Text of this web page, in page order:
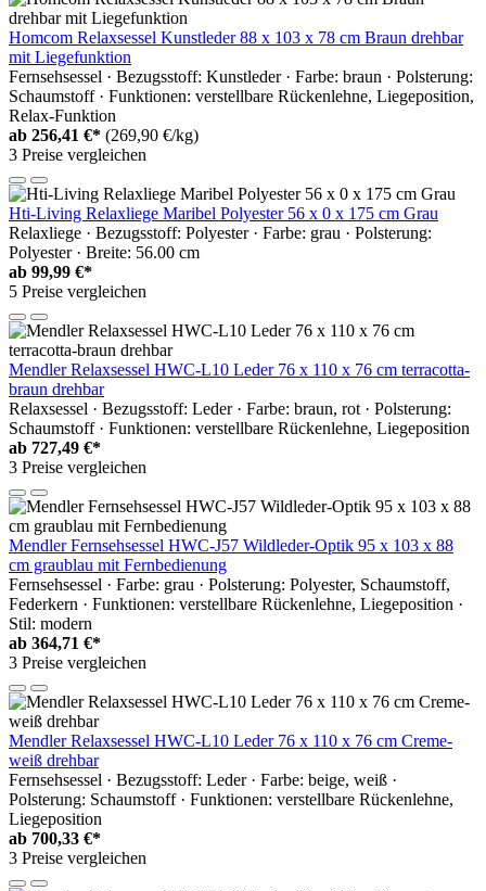
Homcom Relaxsessel Kunstleder 88 x 103 x 78 cm Braun drehbar
mit Liegefunktion
Fernsehsessel · Bezugsstoff: Kunstleder · Farbe: braun · Polsterung:
Schaumstoff · Funktionen: verstellbare Rückenlehne, Liegeposition,
Relax-Funktion
ab 256,41 €* (269,90 €/kg)
3 Preise vergleichen
Hti-Living Relaxliege Maribel Polyester 56 x 0 x 175 cm Grau
Relaxliege · Bezugsstoff: Polyester · Farbe: grau · Polsterung:
Polyester · Breite: 56.00 cm
ab 99,99 €*
5 Preise vergleichen
Mendler Relaxsessel HWC-L10 Leder 76 x 110 x 76 cm terracotta-
braun drehbar
Relaxsessel · Bezugsstoff: Leder · Farbe: braun, rot · Polsterung:
Schaumstoff · Funktionen: verstellbare Rückenlehne, Liegeposition
ab 727,49 €*
3 Preise vergleichen
Mendler Fernsehsessel HWC-J57 Wildleder-Optik 95 x 103 x 88
cm graublau mit Fernbedienung
Fernsehsessel · Farbe: grau · Polsterung: Polyester, Schaumstoff,
Federkern · Funktionen: verstellbare Rückenlehne, Liegeposition ·
Stil: modern
ab 364,71 €*
3 Preise vergleichen
Mendler Relaxsessel HWC-L10 Leder 76 x 110 x 76 cm Creme-
weiß drehbar
Fernsehsessel · Bezugsstoff: Leder · Farbe: beige, weiß ·
Polsterung: Schaumstoff · Funktionen: verstellbare Rückenlehne,
Liegeposition
ab 700,33 €*
3 Preise vergleichen